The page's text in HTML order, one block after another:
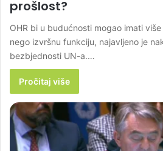
prošlost?
OHR bi u budućnosti mogao imati
nego izvršnu funkciju, najavljeno je
bezbjednosti UN-a.…
Pročitaj više